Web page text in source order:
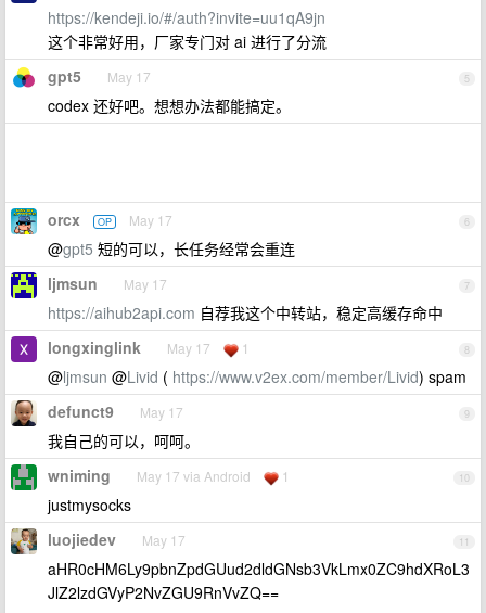
https://kendeji.io/#/auth?invite=uu1qA9jn
这个非常好用，厂家专门对 ai 进行了分流
5
gpt5 May 17
codex 还好吧。想想办法都能搞定。
6
orcx OP May 17
@gpt5 短的可以，长任务经常会重连
7
ljmsun May 17
https://aihub2api.com 自荐我这个中转站，稳定高缓存命中
8
longxinglink May 17 1
@ljmsun @Livid ( https://www.v2ex.com/member/Livid) spam
9
defunct9 May 17
我自己的可以，呵呵。
10
wniming May 17 via Android 1
justmysocks
11
luojiedev May 17
aHR0cHM6Ly9pbnZpdGUud2dldGNsb3VkLmx0ZC9hdXRoL3
JlZ2lzdGVyP2NvZGU9RnVvZQ==